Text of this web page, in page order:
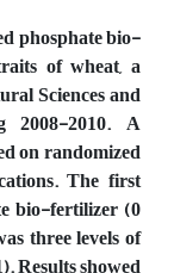
phosphate bio-
of wheat, a
Sciences and
2008-2010. A
on randomized
The first
bio-fertilizer (0
three levels of